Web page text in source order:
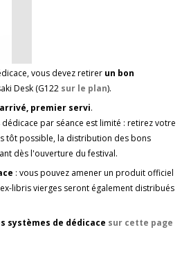
vous devez retirer un bon
Desk (G122 sur le plan).
premier servi.
par séance est limité : retirez votre
tôt possible, la distribution des bons
dès l'ouverture du festival.
: vous pouvez amener un produit officiel
libris vierges seront également distribués
systèmes de dédicace sur cette page